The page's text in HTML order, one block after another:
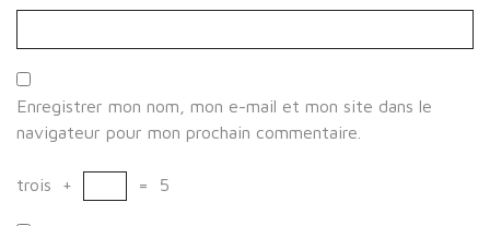
Enregistrer mon nom, mon e-mail et mon site dans le
navigateur pour mon prochain commentaire.
trois + = 5